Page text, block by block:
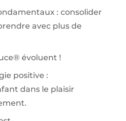
: consolider
avec plus de
évoluent !
positive :
dans le plaisir